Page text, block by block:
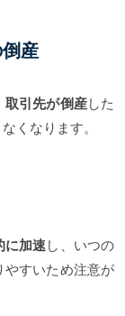
産
取引先が倒産した
くなります。
に加速 し、いつの
やすいため注意が